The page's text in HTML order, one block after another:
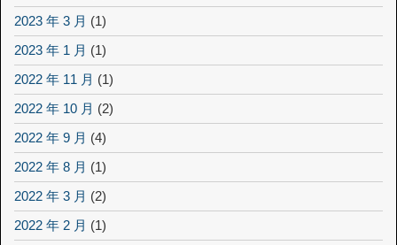
2023 年 3 月 (1)
2023 年 1 月 (1)
2022 年 11 月 (1)
2022 年 10 月 (2)
2022 年 9 月 (4)
2022 年 8 月 (1)
2022 年 3 月 (2)
2022 年 2 月 (1)